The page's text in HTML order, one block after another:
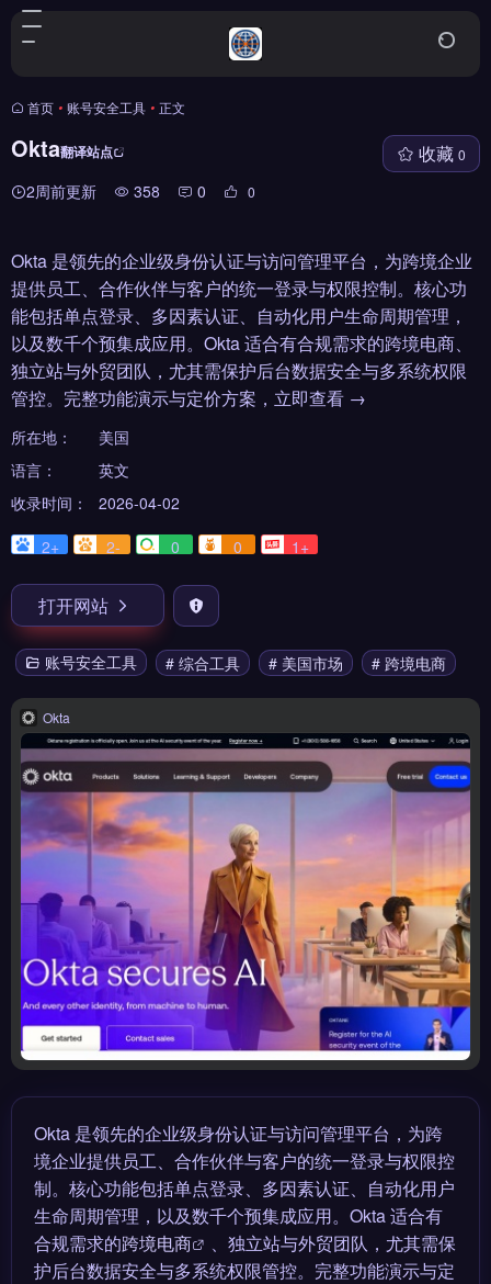
首页 • 账号安全工具 • 正文
Okta翻译站点
2周前更新 358 0 0
收藏 0
Okta 是领先的企业级身份认证与访问管理平台，为跨境企业
提供员工、合作伙伴与客户的统一登录与权限控制。核心功
能包括单点登录、多因素认证、自动化用户生命周期管理，
以及数千个预集成应用。Okta 适合有合规需求的跨境电商、
独立站与外贸团队，尤其需保护后台数据安全与多系统权限
管控。完整功能演示与定价方案，立即查看 →
所在地：
美国
语言：
英文
收录时间：
2026-04-02
2+
2- 0 0 1+
打开网站
账号安全工具 # 综合工具 # 美国市场 # 跨境电商
Okta
Okta 是领先的企业级身份认证与访问管理平台，为跨
境企业提供员工、合作伙伴与客户的统一登录与权限控
制。核心功能包括单点登录、多因素认证、自动化用户
生命周期管理，以及数千个预集成应用。Okta 适合有
合规需求的跨境电商
、独立站与外贸团队，尤其需保
护后台数据安全与多系统权限管控。完整功能演示与定